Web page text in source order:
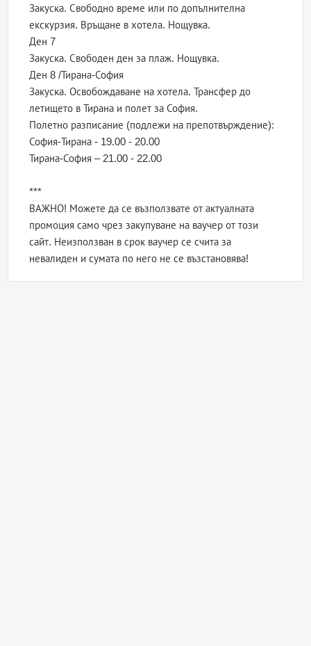
Закуска. Свободно време или по допълнителна
екскурзия. Връщане в хотела. Нощувка.
Ден 7
Закуска. Свободен ден за плаж. Нощувка.
Ден 8 /Тирана-София
Закуска. Освобождаване на хотела. Трансфер до
летището в Тирана и полет за София.
Полетно разписание (подлежи на препотвърждение):
София-Тирана - 19.00 - 20.00
Тирана-София – 21.00 - 22.00
***
ВАЖНО! Можете да се възползвате от актуалната
промоция само чрез закупуване на ваучер от този
сайт. Неизползван в срок ваучер се счита за
невалиден и сумата по него не се възстановява!